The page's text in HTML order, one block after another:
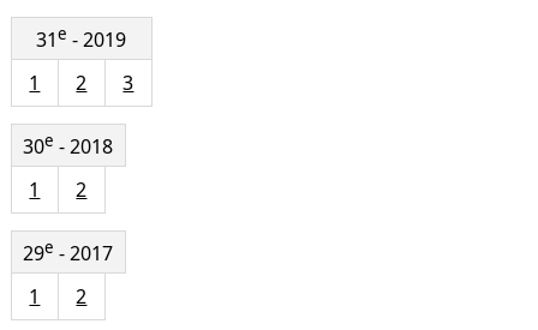
31e - 2019
1
2 3
30e - 2018
1
2
29e - 2017
1
2